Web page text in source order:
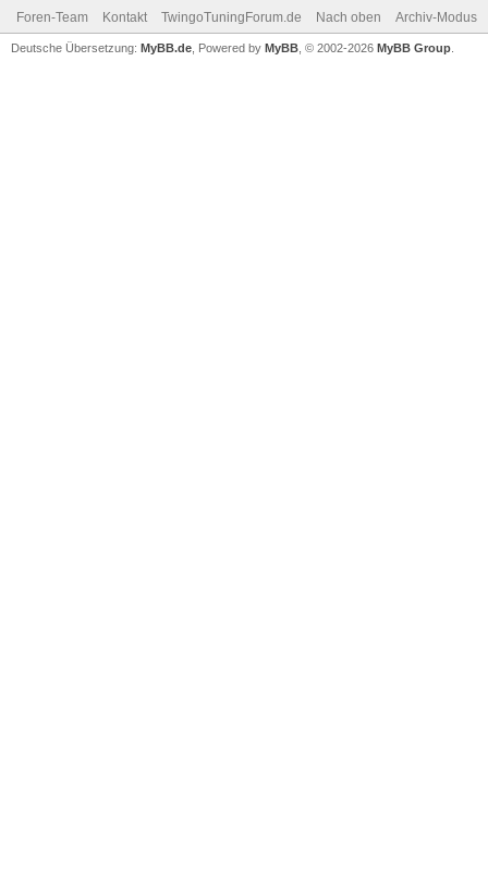
Foren-Team Kontakt TwingoTuningForum.de Nach oben Archiv-Modus
Deutsche Übersetzung: MyBB.de , Powered by MyBB , © 2002-2026 MyBB Group